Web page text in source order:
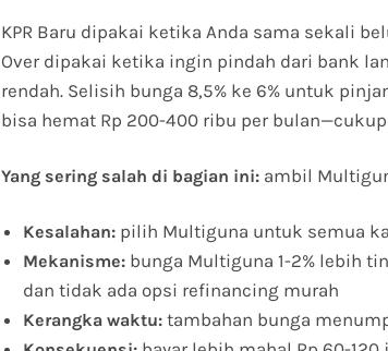
KPR Baru dipakai ketika Anda sama sekali
Over dipakai ketika ingin pindah dari bank
rendah. Selisih bunga 8,5% ke 6% untuk
bisa hemat Rp 200-400 ribu per
Yang sering salah di bagian ini: ambil
Kesalahan: pilih Multiguna untuk semua
Mekanisme: bunga Multiguna 1-2% lebih
dan tidak ada opsi refinancing murah
Kerangka waktu: tambahan bunga